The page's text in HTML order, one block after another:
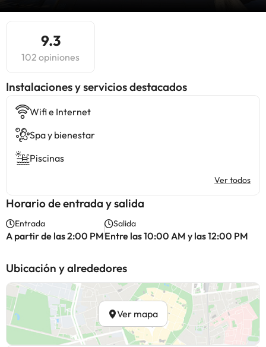
9.3
102 opiniones
Instalaciones y servicios destacados
Wifi e Internet
Spa y bienestar
Piscinas
Ver todos
Horario de entrada y salida
Entrada
A partir de las 2:00 PM
Salida
Entre las 10:00 AM y las 12:00 PM
Ubicación y alrededores
Ver mapa